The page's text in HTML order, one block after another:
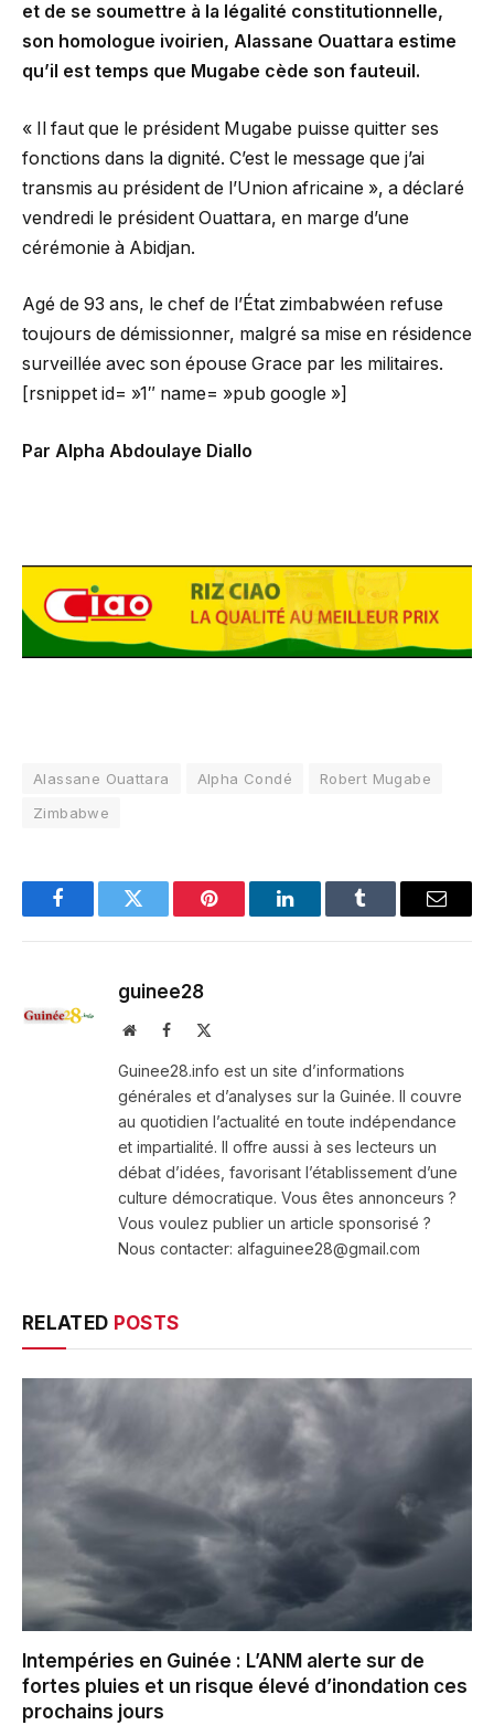
et de se soumettre à la légalité constitutionnelle,
son homologue ivoirien, Alassane Ouattara estime
qu’il est temps que Mugabe cède son fauteuil.
« Il faut que le président Mugabe puisse quitter ses
fonctions dans la dignité. C’est le message que j’ai
transmis au président de l’Union africaine », a déclaré
vendredi le président Ouattara, en marge d’une
cérémonie à Abidjan.
Agé de 93 ans, le chef de l’État zimbabwéen refuse
toujours de démissionner, malgré sa mise en résidence
surveillée avec son épouse Grace par les militaires.
[rsnippet id= »1″ name= »pub google »]
Par Alpha Abdoulaye Diallo
Alassane Ouattara Alpha Condé
Robert Mugabe
Zimbabwe
FacebookTwitter Pinterest LinkedInTumblr Email
guinee28
WebsiteFacebook
Guinee28.info est un site d’informations
générales et d’analyses sur la Guinée. Il couvre
au quotidien l’actualité en toute indépendance
et impartialité. Il offre aussi à ses lecteurs un
débat d’idées, favorisant l’établissement d’une
culture démocratique. Vous êtes annonceurs ?
Vous voulez publier un article sponsorisé ?
Nous contacter: alfaguinee28@gmail.com
RELATED POSTS
Intempéries en Guinée : L’ANM alerte sur de
fortes pluies et un risque élevé d’inondation ces
prochains jours